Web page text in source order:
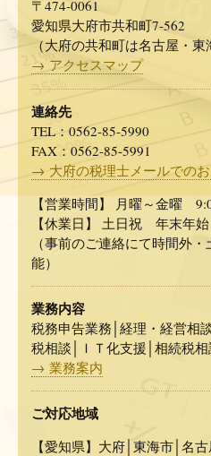
〒474-0061
愛知県大府市共和町7-562
（大府の共和町は名古屋・
→ アクセスマップ
連絡先
TEL：0562-85-5990
FAX：0562-85-5991
→ 大府の税理士メールでの
【営業時間】 月曜～金曜
【休業日】 土日祝 年末年始
（事前のご連絡にて時間外
能）
業務内容
税務申告業務│経理・経営相
税相談│ＩＴ化支援│相続税
→ 業務案内
ご対応地域
【愛知県】大府│東海市│名